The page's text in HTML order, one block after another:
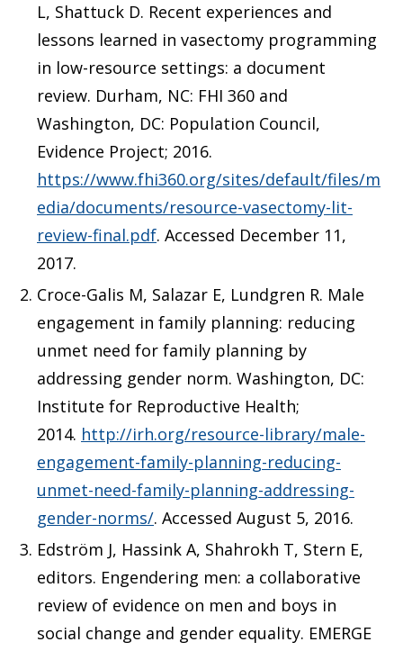
L, Shattuck D. Recent experiences and
lessons learned in vasectomy programming
in low-resource settings: a document
review. Durham, NC: FHI 360 and
Washington, DC: Population Council,
Evidence Project; 2016.
https://www.fhi360.org/sites/default/files/m
edia/documents/resource-vasectomy-lit-
review-final.pdf. Accessed December 11,
2017.
Croce-Galis M, Salazar E, Lundgren R. Male
engagement in family planning: reducing
unmet need for family planning by
addressing gender norm. Washington, DC:
Institute for Reproductive Health;
2014. http://irh.org/resource-library/male-
engagement-family-planning-reducing-
unmet-need-family-planning-addressing-
gender-norms/. Accessed August 5, 2016.
Edström J, Hassink A, Shahrokh T, Stern E,
editors. Engendering men: a collaborative
review of evidence on men and boys in
social change and gender equality. EMERGE